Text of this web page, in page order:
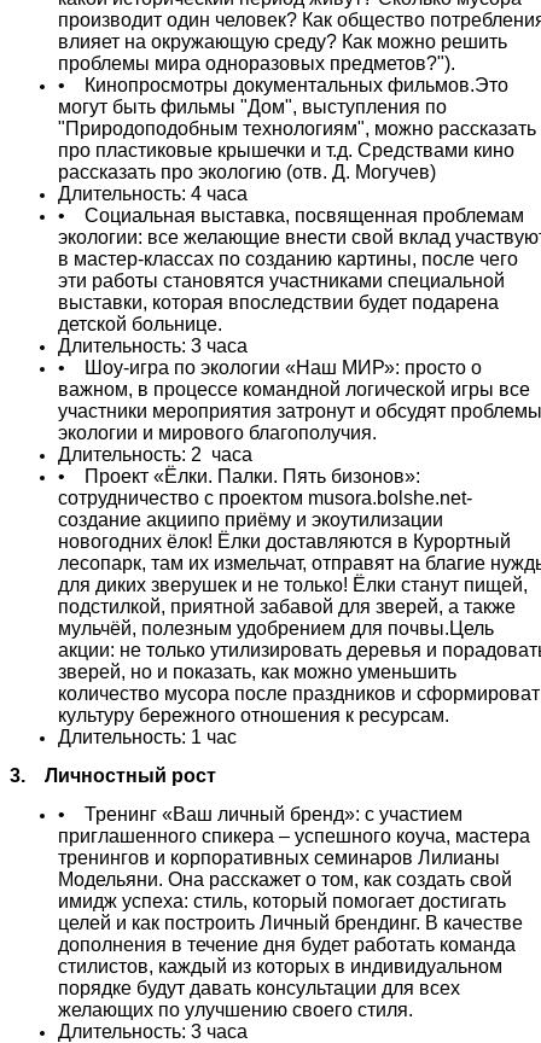
производит один человек? Как общество
влияет на окружающую среду? Как можно решить
проблемы мира одноразовых предметов?").
• Кинопросмотры документальных фильмов.Это
могут быть фильмы "Дом", выступления по
"Природоподобным технологиям", можно рассказать
про пластиковые крышечки и т.д. Средствами кино
рассказать про экологию (отв. Д. Могучев)
Длительность: 4 часа
• Социальная выставка, посвященная проблемам
экологии: все желающие внести свой вклад
в мастер-классах по созданию картины, после чего
эти работы становятся участниками специальной
выставки, которая впоследствии будет подарена
детской больнице.
Длительность: 3 часа
• Шоу-игра по экологии «Наш МИР»: просто о
важном, в процессе командной логической игры все
участники мероприятия затронут и обсудят проблемы
экологии и мирового благополучия.
Длительность: 2 часа
• Проект «Ёлки. Палки. Пять бизонов»:
сотрудничество с проектом musora.bolshe.net-
создание акциипо приёму и экоутилизации
новогодних ёлок! Ёлки доставляются в Курортный
лесопарк, там их измельчат, отправят на благие
для диких зверушек и не только! Ёлки станут пищей,
подстилкой, приятной забавой для зверей, а также
мульчёй, полезным удобрением для почвы.Цель
акции: не только утилизировать деревья и
зверей, но и показать, как можно уменьшить
количество мусора после праздников и
культуру бережного отношения к ресурсам.
Длительность: 1 час
3. Личностный рост
• Тренинг «Ваш личный бренд»: с участием
приглашенного спикера – успешного коуча, мастера
тренингов и корпоративных семинаров Лилианы
Модельяни. Она расскажет о том, как создать свой
имидж успеха: стиль, который помогает достигать
целей и как построить Личный брендинг. В качестве
дополнения в течение дня будет работать команда
стилистов, каждый из которых в индивидуальном
порядке будут давать консультации для всех
желающих по улучшению своего стиля.
Длительность: 3 часа